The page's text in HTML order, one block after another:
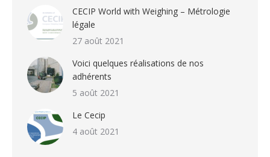
CECIP World with Weighing – Métrologie
légale
27 août 2021
Voici quelques réalisations de nos
adhérents
5 août 2021
Le Cecip
4 août 2021